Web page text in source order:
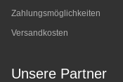
Zahlungsmöglichkeiten
Versandkosten
Unsere Partner